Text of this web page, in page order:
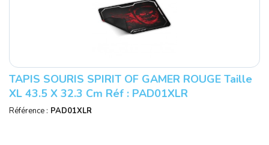
TAPIS SOURIS SPIRIT OF GAMER ROUGE Taille
XL 43.5 X 32.3 Cm Réf : PAD01XLR
Référence : PAD01XLR